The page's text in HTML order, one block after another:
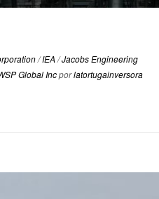
/IEA /Jacobs Engineering
Global Incporlatortugainversora